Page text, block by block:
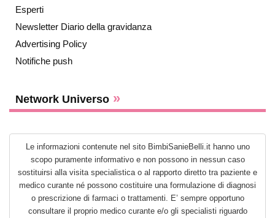
Esperti
Newsletter Diario della gravidanza
Advertising Policy
Notifiche push
Network Universo »
Le informazioni contenute nel sito BimbiSanieBelli.it hanno uno
scopo puramente informativo e non possono in nessun caso
sostituirsi alla visita specialistica o al rapporto diretto tra paziente e
medico curante né possono costituire una formulazione di diagnosi
o prescrizione di farmaci o trattamenti. E’ sempre opportuno
consultare il proprio medico curante e/o gli specialisti riguardo